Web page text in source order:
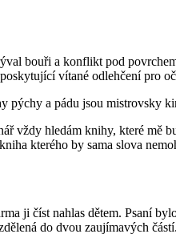
bouři a konflikt pod
vítané odlehčení pro
pýchy a pádu jsou mistrovsky
vždy hledám knihy, které mě
kterého by sama slova
ji číst nahlas dětem. Psaní
do dvou zaujímavých